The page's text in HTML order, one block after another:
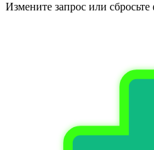
Измените запрос или